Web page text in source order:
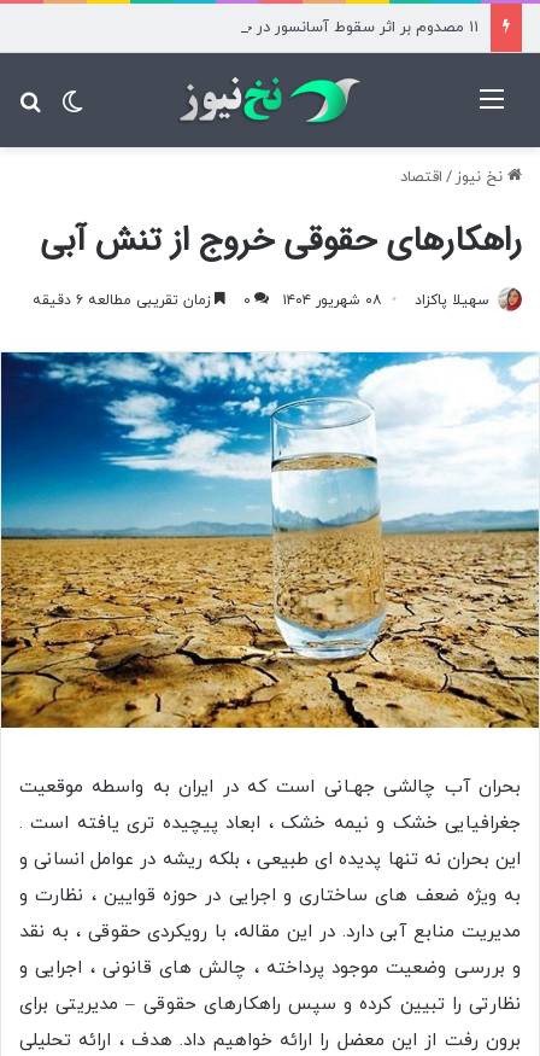
۱۱ مصدوم بر اثر سقوط آسانسور در حوالی میدان آرژانتین
نخ نیوز / اقتصاد
راهکارهای حقوقی خروج از تنش آبی
سهیلا پاکزاد ۰۸ شهریور ۱۴۰۴ ۰ زمان تقریبی مطالعه ۶ دقیقه
بحران آب چالشی جهـانی است که در ایران به واسطه موقعیت
جغرافیایی خشک و نیمه خشک ، ابعاد پیچیده تری یافته است .
این بحران نه تنها پدیده ای طبیعی ، بلکه ریشه در عوامل انسانی و
به ویژه ضعف های ساختاری و اجرایی در حوزه قوایین ، نظارت و
مدیریت منابع آبی دارد. در این مقاله، با رویکردی حقوقی ، به نقد
و بررسی وضعیت موجود پرداخته ، چالش های قانونی ، اجرایی و
نظارتی را تبیین کرده و سپس راهکارهای حقوقی – مدیریتی برای
برون رفت از این معضل را ارائه خواهیم داد. هدف ، ارائه تحلیلی